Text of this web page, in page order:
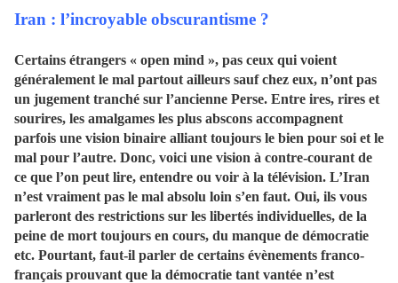
Iran : l’incroyable obscurantisme ?
Certains étrangers « open mind », pas ceux qui voient
généralement le mal partout ailleurs sauf chez eux, n’ont pas
un jugement tranché sur l’ancienne Perse. Entre ires, rires et
sourires, les amalgames les plus abscons accompagnent
parfois une vision binaire alliant toujours le bien pour soi et le
mal pour l’autre. Donc, voici une vision à contre-courant de
ce que l’on peut lire, entendre ou voir à la télévision. L’Iran
n’est vraiment pas le mal absolu loin s’en faut. Oui, ils vous
parleront des restrictions sur les libertés individuelles, de la
peine de mort toujours en cours, du manque de démocratie
etc. Pourtant, faut-il parler de certains évènements franco-
français prouvant que la démocratie tant vantée n’est